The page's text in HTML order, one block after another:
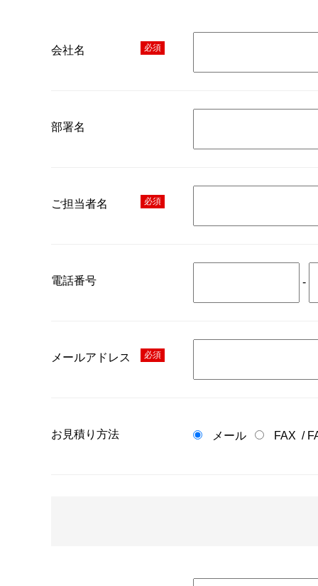
会社名 必須
部署名
ご担当者名 必須
電話番号 -
メールアドレス 必須
お見積り方法 メール FAX /